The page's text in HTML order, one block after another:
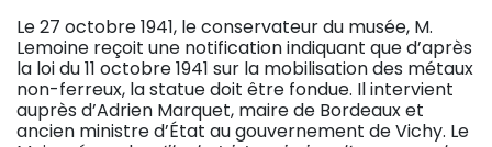
Le 27 octobre 1941, le conservateur du musée, M.
Lemoine reçoit une notification indiquant que d’après
la loi du 11 octobre 1941 sur la mobilisation des métaux
non-ferreux, la statue doit être fondue. Il intervient
auprès d’Adrien Marquet, maire de Bordeaux et
ancien ministre d’État au gouvernement de Vichy. Le